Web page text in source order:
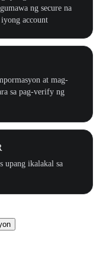
ng secure na
account
at mag-
sa pag-verify ng
upang ikalakal sa